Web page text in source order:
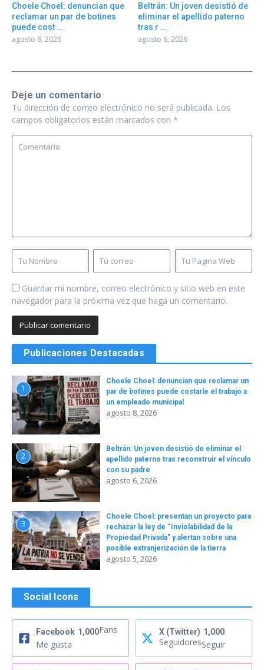
Choele Choel: denuncian que
reclamar un par de botines
puede cost ...
agosto 8, 2026
Beltrán: Un joven desistió de
eliminar el apellido paterno
tras r ...
agosto 6, 2026
Deje un comentario
Tu dirección de correo electrónico no será publicada. Los
campos obligatorios están marcados con *
Guardar mi nombre, correo electrónico y sitio web en este
navegador para la próxima vez que haga un comentario.
Publicaciones Destacadas
1
Choele Choel: denuncian que reclamar un
par de botines puede costarle el trabajo a
un empleado municipal
agosto 8, 2026
2
Beltrán: Un joven desistió de eliminar el
apellido paterno tras reconstruir el vínculo
con su padre
agosto 6, 2026
3
Choele Choel: presentan un proyecto para
rechazar la ley de “Inviolabilidad de la
Propiedad Privada” y alertan sobre una
posible extranjerización de la tierra
agosto 5, 2026
Social Icons
Facebook 1,000Fans
Me gusta
X (Twitter) 1,000
SeguidoresSeguir